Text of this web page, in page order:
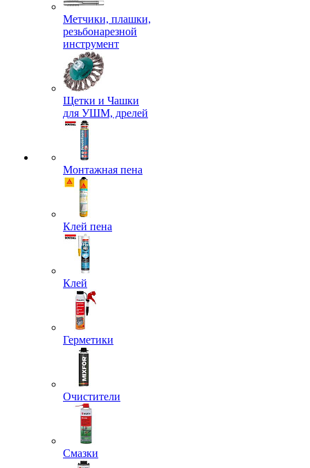
Метчики, плашки,
резьбонарезной
инструмент
Щетки и Чашки
для УШМ, дрелей
Монтажная пена
Клей пена
Клей
Герметики
Очистители
Смазки